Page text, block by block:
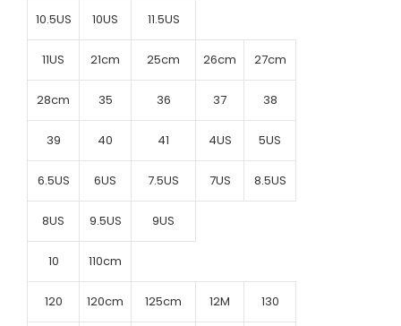
10.5US 10US 11.5US
11US 21cm 25cm 26cm 27cm
28cm 35 36 37 38
39 40 41 4US 5US
6.5US 6US 7.5US 7US 8.5US
8US 9.5US 9US
10 110cm
120 120cm 125cm 12M 130